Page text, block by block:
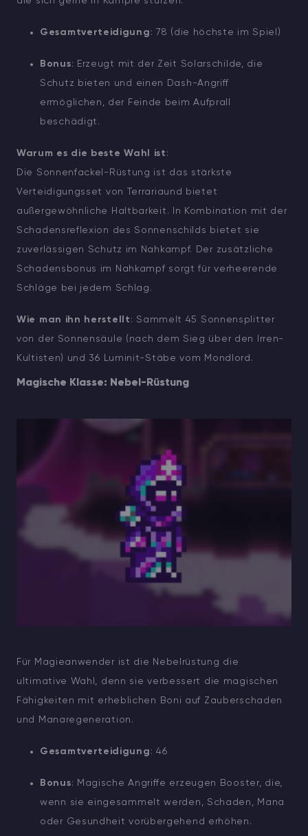
Gesamtverteidigung : 78 (die höchste im Spiel)
Bonus: Erzeugt mit der Zeit Solarschilde, die
Schutz bieten und einen Dash-Angriff
ermöglichen, der Feinde beim Aufprall
beschädigt.
Warum es die beste Wahl ist :
Die Sonnenfackel-Rüstung ist das stärkste
Verteidigungsset von Terrariaund bietet
außergewöhnliche Haltbarkeit. In Kombination mit der
Schadensreflexion des Sonnenschilds bietet sie
zuverlässigen Schutz im Nahkampf. Der zusätzliche
Schadensbonus im Nahkampf sorgt für verheerende
Schläge bei jedem Schlag.
Wie man ihn herstellt : Sammelt 45 Sonnensplitter
von der Sonnensäule (nach dem Sieg über den Irren-
Kultisten) und 36 Luminit-Stäbe vom Mondlord.
Magische Klasse: Nebel-Rüstung
Für Magieanwender ist die Nebelrüstung die
ultimative Wahl, denn sie verbessert die magischen
Fähigkeiten mit erheblichen Boni auf Zauberschaden
und Manaregeneration.
Gesamtverteidigung : 46
Bonus: Magische Angriffe erzeugen Booster, die,
wenn sie eingesammelt werden, Schaden, Mana
oder Gesundheit vorübergehend erhöhen.